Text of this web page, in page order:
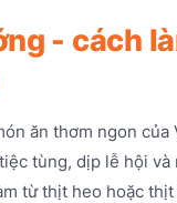
- cách
ăn thơm ngon của
tùng, dịp lễ hội và
từ thịt heo hoặc